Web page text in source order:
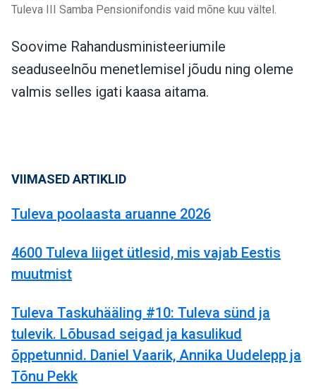
Tuleva III Samba Pensionifondis vaid mõne kuu vältel.
Soovime Rahandusministeeriumile
seaduseelnõu menetlemisel jõudu ning oleme
valmis selles igati kaasa aitama.
VIIMASED ARTIKLID
Tuleva poolaasta aruanne 2026
4600 Tuleva liiget ütlesid, mis vajab Eestis
muutmist
Tuleva Taskuhääling #10: Tuleva sünd ja
tulevik. Lõbusad seigad ja kasulikud
õppetunnid. Daniel Vaarik, Annika Uudelepp ja
Tõnu Pekk